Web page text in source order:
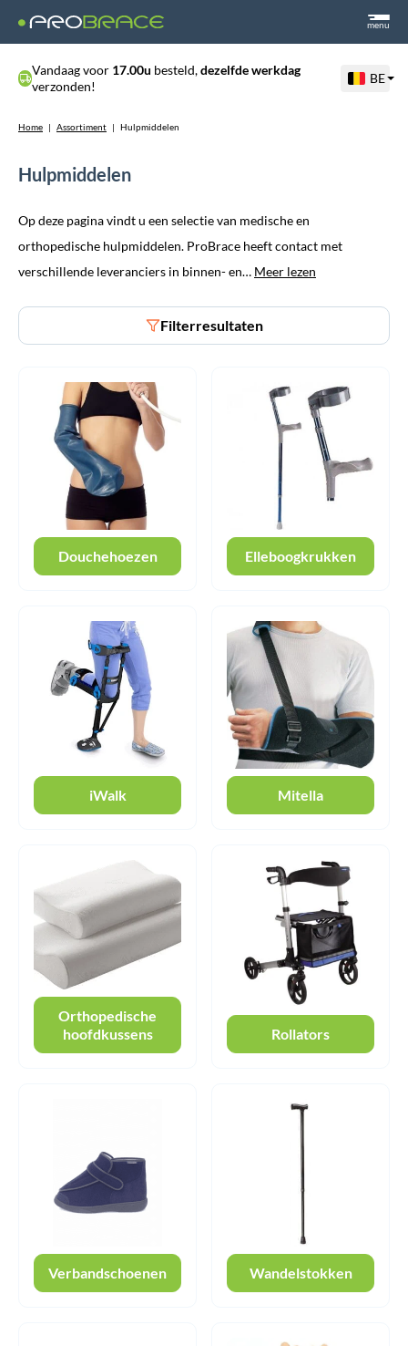
menu
Vandaag voor 17.00u besteld,dezelfde werkdag
verzonden!
BE
Home | Assortiment | Hulpmiddelen
Hulpmiddelen
Op deze pagina vindt u een selectie van medische en
orthopedische hulpmiddelen. ProBrace heeft contact met
verschillende leveranciers in binnen- en… Meer lezen
Filterresultaten
Douchehoezen Elleboogkrukken
iWalk Mitella
Orthopedische
hoofdkussens
Rollators
Verbandschoenen Wandelstokken